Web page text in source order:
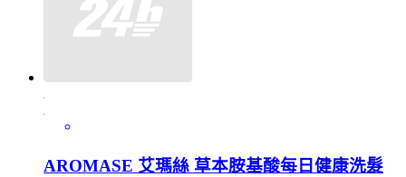
AROMASE 艾瑪絲 草本胺基酸每日健康洗髮